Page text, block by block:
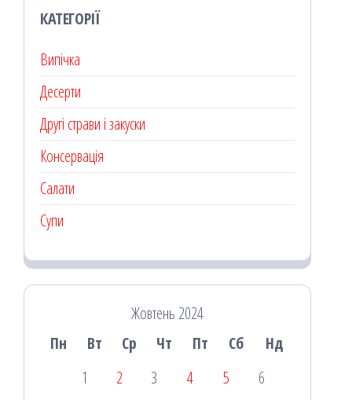
КАТЕГОРІЇ
Випічка
Десерти
Другі страви і закуски
Консервація
Салати
Супи
Жовтень 2024
Пн
Вт Ср Чт Пт Сб
Нд
1
2 3 4 5
6